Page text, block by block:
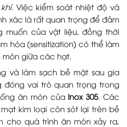
. Việc kiểm soát nhiệt độ và
xác là rất quan trọng để đảm
muốn của vật liệu, đồng thời
hóa (sensitization) có thể làm
giữa các hạt.
và làm sạch bề mặt sau gia
đóng vai trò quan trọng trong
ăn mòn của Inox 305. Các
kim loại còn sót lại trên bề
cho quá trình ăn mòn xảy ra,